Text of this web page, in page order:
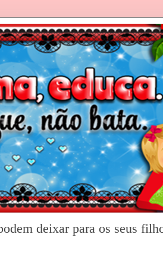
deixar para os seus